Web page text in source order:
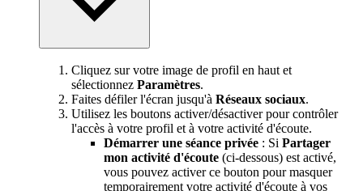
Cliquez sur votre image de profil en haut et
sélectionnez Paramètres.
Faites défiler l'écran jusqu'à Réseaux sociaux.
Utilisez les boutons activer/désactiver pour contrôler
l'accès à votre profil et à votre activité d'écoute.
Démarrer une séance privée : Si Partager
mon activité d'écoute (ci-dessous) est activé,
vous pouvez activer ce bouton pour masquer
temporairement votre activité d'écoute à vos